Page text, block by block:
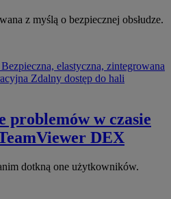
z myślą o bezpiecznej obsłudze.
Bezpieczna, elastyczna, zintegrowana
Zdalny dostęp do hali
problemów w czasie
DEX
dotkną one użytkowników.